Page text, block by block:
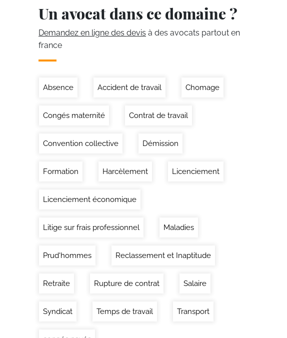
Un avocat dans ce domaine ?
Demandez en ligne des devis à des avocats partout en
france
Absence Accident de travail Chomage
Congés maternité Contrat de travail
Convention collective Démission
Formation Harcèlement Licenciement
Licenciement économique
Litige sur frais professionnel Maladies
Prud'hommes Reclassement et Inaptitude
Retraite Rupture de contrat Salaire
Syndicat Temps de travail Transport